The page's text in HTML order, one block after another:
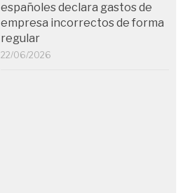
españoles declara gastos de
empresa incorrectos de forma
regular
22/06/2026